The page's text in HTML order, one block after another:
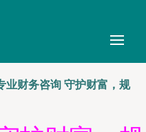
业财务咨询 守护财富，规